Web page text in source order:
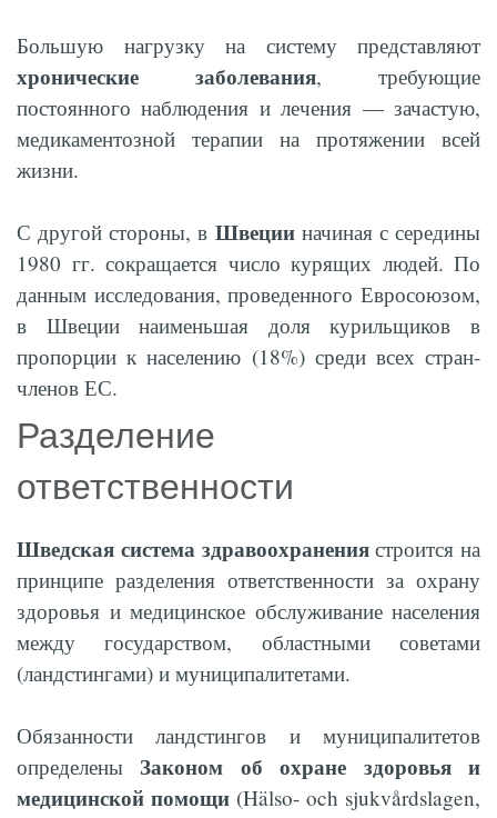
Большую нагрузку на систему представляют
хронические заболевания, требующие
постоянного наблюдения и лечения — зачастую,
медикаментозной терапии на протяжении всей
жизни.
С другой стороны, в Швецииначиная с середины
1980 гг. сокращается число курящих людей. По
данным исследования, проведенного Евросоюзом,
в Швеции наименьшая доля курильщиков в
пропорции к населению (18%) среди всех стран-
членов ЕС.
Разделение
ответственности
Шведская система здравоохранениястроится на
принципе разделения ответственности за охрану
здоровья и медицинское обслуживание населения
между государством, областными советами
(ландстингами) и муниципалитетами.
Обязанности ландстингов и муниципалитетов
определены Законом об охране здоровья и
медицинской помощи (Hälso- och sjukvårdslagen,